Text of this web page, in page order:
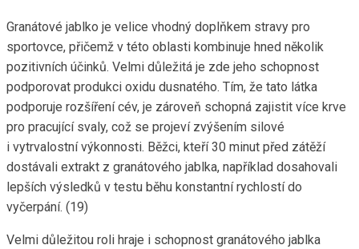
Granátové jablko je velice vhodný doplňkem stravy pro
sportovce, přičemž v této oblasti kombinuje hned několik
pozitivních účinků. Velmi důležitá je zde jeho schopnost
podporovat produkci oxidu dusnatého. Tím, že tato látka
podporuje rozšíření cév, je zároveň schopná zajistit více krve
pro pracující svaly, což se projeví zvýšením silové
i vytrvalostní výkonnosti. Běžci, kteří 30 minut před zátěží
dostávali extrakt z granátového jablka, například dosahovali
lepších výsledků v testu běhu konstantní rychlostí do
vyčerpání. (19)
Velmi důležitou roli hraje i schopnost granátového jablka